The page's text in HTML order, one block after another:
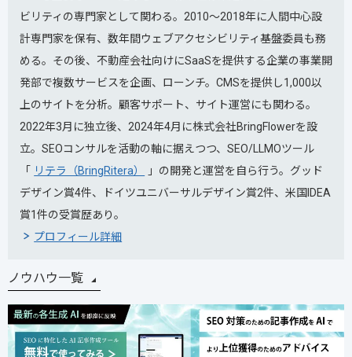
ビリティの専門家として関わる。2010～2018年に人間中心設
計専門家を保有、数年間ウェブアクセシビリティ基盤委員も務
める。その後、不動産会社向けにSaaSを提供する企業の事業開
発部で複数サービスを企画、ローンチ。CMSを提供し1,000以
上のサイトを分析。顧客サポート、サイト運営にも関わる。
2022年3月に独立後、2024年4月に株式会社BringFlowerを設
立。SEOコンサルを活動の軸に据えつつ、SEO/LLMOツール
「
リテラ（BringRitera）
」の開発と運営を自ら行う。グッド
デザイン賞4件、ドイツユニバーサルデザイン賞2件、米国IDEA
賞1件の受賞歴あり。
プロフィール詳細
ノウハウ一覧